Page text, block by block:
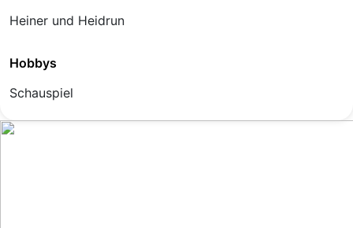
Heiner und Heidrun
Hobbys
Schauspiel